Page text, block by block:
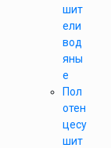
шит
ели
вод
яны
е
Пол
отен
цесу
шит